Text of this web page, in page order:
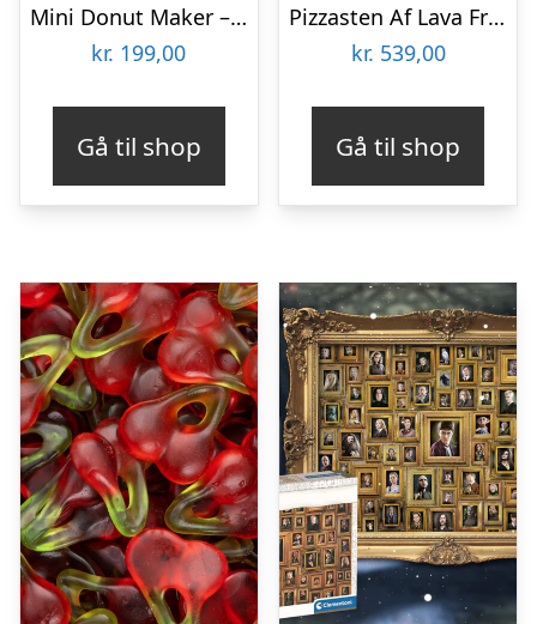
Mini Donut Maker – KitchPro
kr. 199,00
Gå til shop
Pizzasten Af Lava Fra Etna
kr. 539,00
Gå til shop